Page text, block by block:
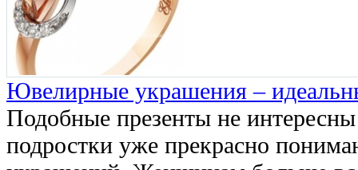
Ювелирные украшения –
Подобные презенты не интересны
подростки уже прекрасно